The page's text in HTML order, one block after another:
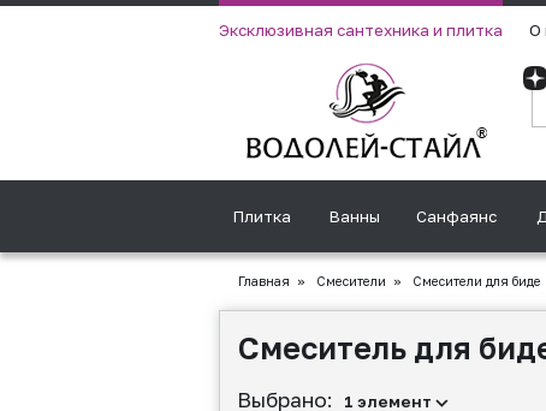
Эксклюзивная сантехника и плитка О
Плитка Ванны Санфаянс
Главная » Смесители » Смесители для биде
Смеситель для
Выбрано: 1 элемент